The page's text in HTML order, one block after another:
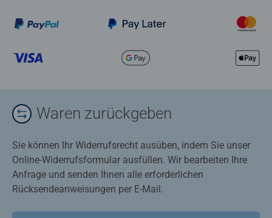
Waren zurückgeben
Sie können Ihr Widerrufsrecht ausüben, indem Sie unser
Online-Widerrufsformular ausfüllen. Wir bearbeiten Ihre
Anfrage und senden Ihnen alle erforderlichen
Rücksendeanweisungen per E-Mail.